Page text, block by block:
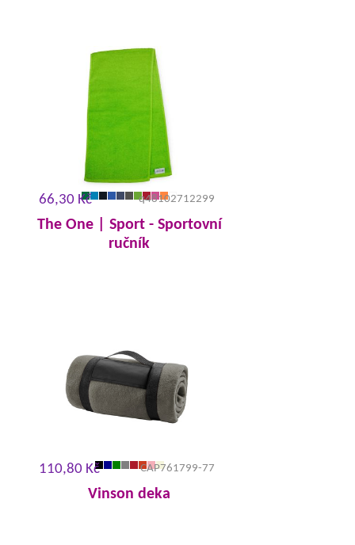
66,30 Kč q48102712299
The One | Sport - Sportovní
ručník
110,80 Kč CAP761799-77
Vinson deka